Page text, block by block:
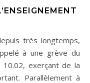
à une grève du
10.02, exerçant de la
Parallèlement à